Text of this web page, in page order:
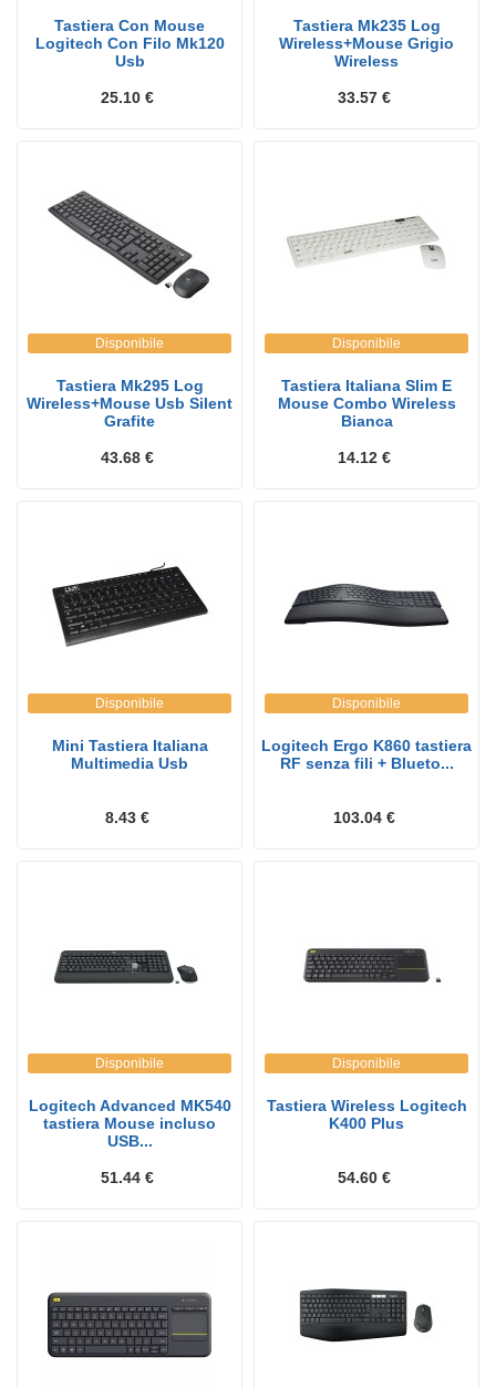
Tastiera Con Mouse
Logitech Con Filo Mk120
Usb
25.10 €
Tastiera Mk235 Log
Wireless+Mouse Grigio
Wireless
33.57 €
Disponibile
Tastiera Mk295 Log
Wireless+Mouse Usb Silent
Grafite
43.68 €
Disponibile
Tastiera Italiana Slim E
Mouse Combo Wireless
Bianca
14.12 €
Disponibile
Mini Tastiera Italiana
Multimedia Usb
8.43 €
Disponibile
Logitech Ergo K860 tastiera
RF senza fili + Blueto...
103.04 €
Disponibile
Logitech Advanced MK540
tastiera Mouse incluso
USB...
51.44 €
Disponibile
Tastiera Wireless Logitech
K400 Plus
54.60 €